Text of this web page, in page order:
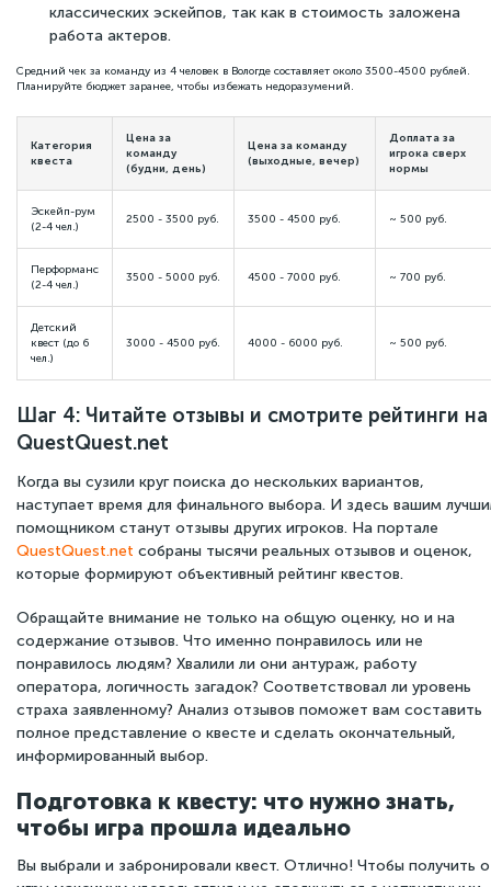
классических эскейпов, так как в стоимость заложена
работа актеров.
Средний чек за команду из 4 человек в Вологде составляет около 3500-4500 рублей.
Планируйте бюджет заранее, чтобы избежать недоразумений.
Категория
квеста
Цена за
команду
(будни, день)
Цена за команду
(выходные, вечер)
Доплата за
игрока сверх
нормы
Эскейп-рум
(2-4 чел.)
2500 - 3500 руб. 3500 - 4500 руб. ~ 500 руб.
Перформанс
(2-4 чел.)
3500 - 5000 руб. 4500 - 7000 руб. ~ 700 руб.
Детский
квест (до 6
чел.)
3000 - 4500 руб. 4000 - 6000 руб. ~ 500 руб.
Шаг 4: Читайте отзывы и смотрите рейтинги на
QuestQuest.net
Когда вы сузили круг поиска до нескольких вариантов,
наступает время для финального выбора. И здесь вашим
помощником станут отзывы других игроков. На портале
QuestQuest.net собраны тысячи реальных отзывов и оценок,
которые формируют объективный рейтинг квестов.
Обращайте внимание не только на общую оценку, но и на
содержание отзывов. Что именно понравилось или не
понравилось людям? Хвалили ли они антураж, работу
оператора, логичность загадок? Соответствовал ли уровень
страха заявленному? Анализ отзывов поможет вам составить
полное представление о квесте и сделать окончательный,
информированный выбор.
Подготовка к квесту: что нужно знать,
чтобы игра прошла идеально
Вы выбрали и забронировали квест. Отлично! Чтобы получить